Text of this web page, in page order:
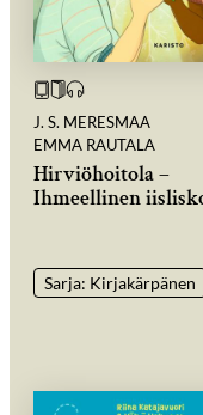
J. S. MERESMAA
EMMA RAUTALA
Hirviöhoitola –
Ihmeellinen
Sarja: Kirjakärpänen